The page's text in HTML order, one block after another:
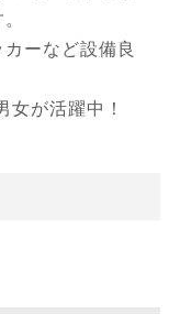
ーなど設備良
女が活躍中！